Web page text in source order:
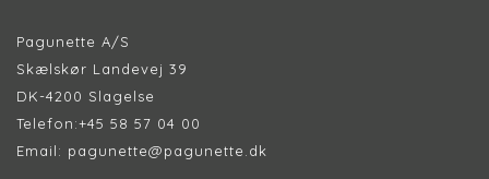
Pagunette A/S
Skælskør Landevej 39
DK-4200 Slagelse
Telefon:+45 58 57 04 00
Email: pagunette@pagunette.dk